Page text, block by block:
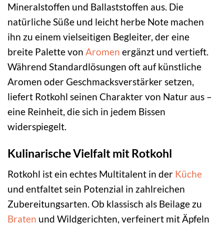
Mineralstoffen und Ballaststoffen aus. Die
natürliche Süße und leicht herbe Note machen
ihn zu einem vielseitigen Begleiter, der eine
breite Palette von Aromen ergänzt und vertieft.
Während Standardlösungen oft auf künstliche
Aromen oder Geschmacksverstärker setzen,
liefert Rotkohl seinen Charakter von Natur aus –
eine Reinheit, die sich in jedem Bissen
widerspiegelt.
Kulinarische Vielfalt mit Rotkohl
Rotkohl ist ein echtes Multitalent in der Küche
und entfaltet sein Potenzial in zahlreichen
Zubereitungsarten. Ob klassisch als Beilage zu
Braten und Wildgerichten, verfeinert mit Äpfeln